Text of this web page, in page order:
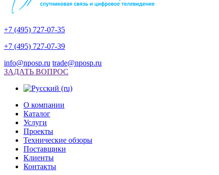
+7 (495) 727-07-35
+7 (495) 727-07-39
info@nposp.ru trade@nposp.ru
ЗАДАТЬ ВОПРОС
О компании
Каталог
Услуги
Проекты
Технические обзоры
Поставщики
Клиенты
Контакты